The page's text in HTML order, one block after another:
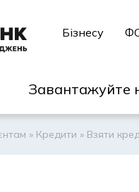
Бізнесу
Завантажуйте
» Кредити » Взяти